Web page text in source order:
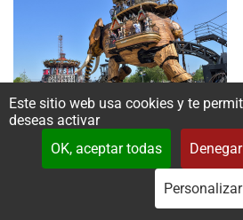
Este sitio web usa cookies y te
deseas activar
OK, aceptar todas
Personalizar
Pays de la Loire